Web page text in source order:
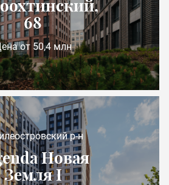
68
от 50,4 млн
р-н
Новая
Земля I